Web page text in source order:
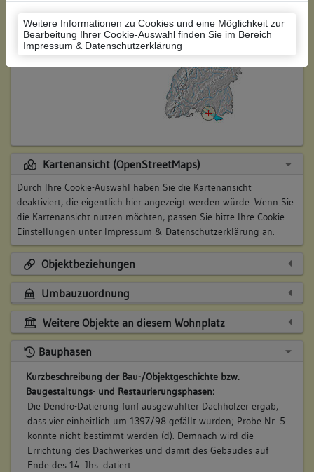
Weitere Informationen zu Cookies und eine Möglichkeit zur
Bearbeitung Ihrer Cookie-Auswahl finden Sie im Bereich
Impressum & Datenschutzerklärung
Lage des Wohnplatzes:
Kartenansicht (OpenStreetMaps)
Durch Ihre Cookie-Auswahl haben Sie die Kartenansicht
deaktiviert, die eigentlich hier angezeigt werden würde. Wenn Sie
die Kartenansicht nutzen möchten, passen Sie bitte Ihre Cookie-
Einstellungen unter Impressum & Datenschutzerklärung an.
Objektbeziehungen
Umbauzuordnung
Weitere Objekte an diesem Wohnplatz
Bauphasen
Kurzbeschreibung der Bau-/Objektgeschichte bzw.
Baugestaltungs- und Restaurierungsphasen:
Die Dendro-Datierung fünf ausgewählter Dachhölzer ergab,
dass vier einheitlich um 1397/98 gefällt wurden; Probe Nr. 5
konnte nicht bestimmt werden (d). Demnach wird die
Errichtung des Dachwerkes und damit des Gebäudes auf
Ende des 14. Jhs. datiert.